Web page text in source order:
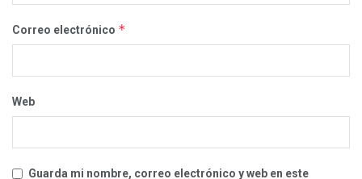
Correo electrónico *
Web
Guarda mi nombre, correo electrónico y web en este